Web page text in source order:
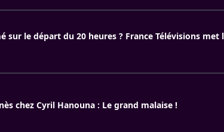
sur le départ du 20 heures ? France Télévisions
chez Cyril Hanouna : Le grand malaise !